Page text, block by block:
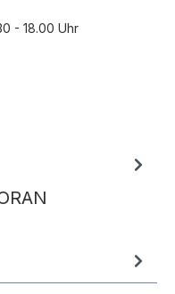
- 18.00 Uhr